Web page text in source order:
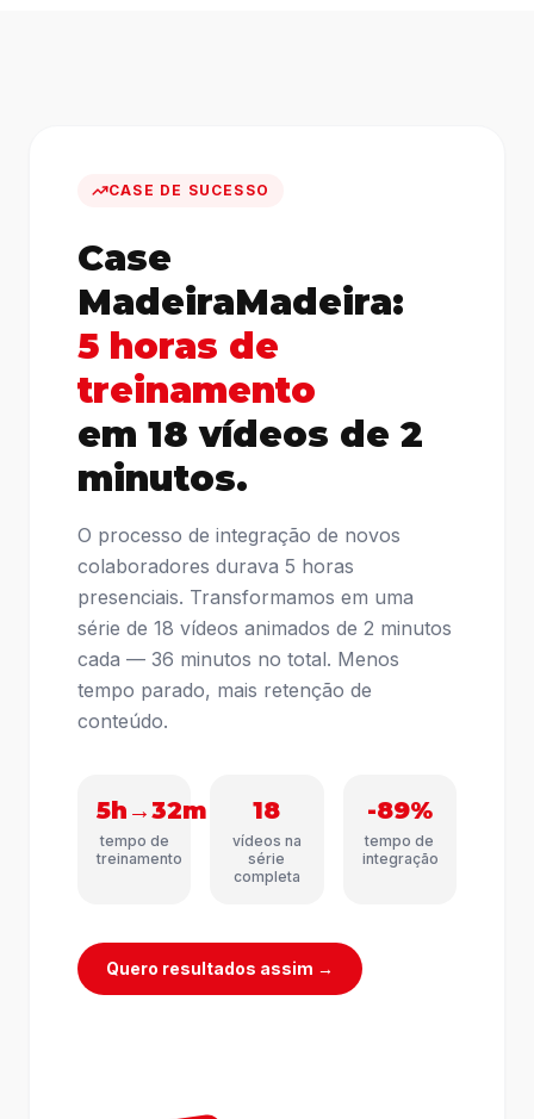
CASE DE SUCESSO
Case
MadeiraMadeira:
5 horas de
treinamento
em 18 vídeos de 2
minutos.
O processo de integração de novos
colaboradores durava 5 horas
presenciais. Transformamos em uma
série de 18 vídeos animados de 2 minutos
cada — 36 minutos no total. Menos
tempo parado, mais retenção de
conteúdo.
5h→32m
tempo de
treinamento
18
vídeos na
série
completa
-89%
tempo de
integração
Quero resultados assim →